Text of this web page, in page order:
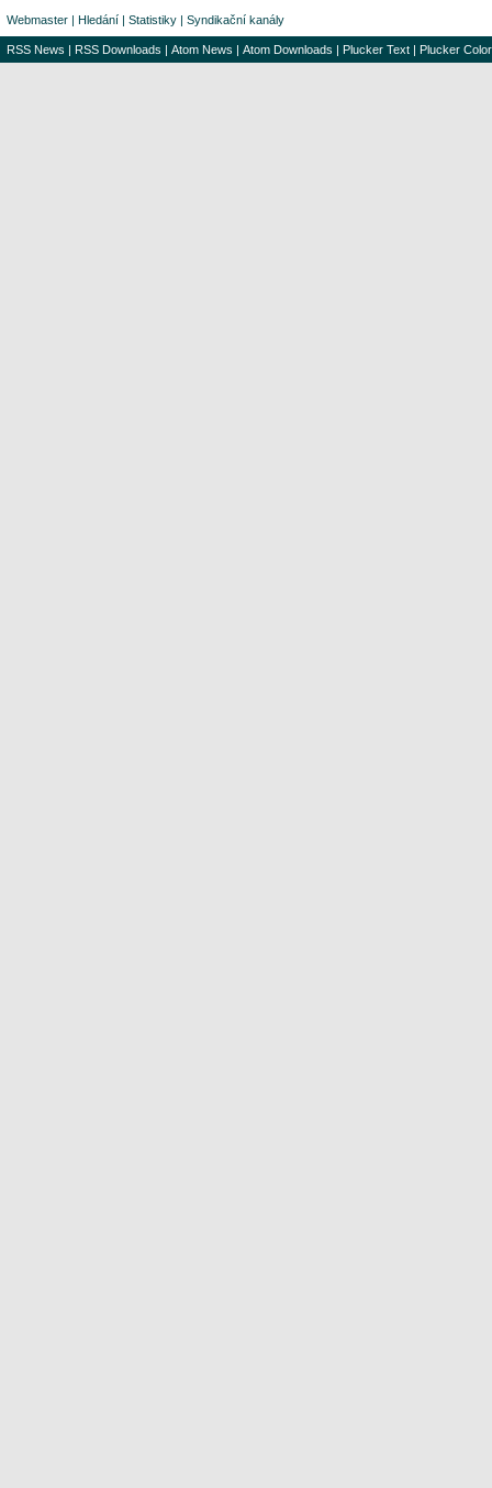
Webmaster | Hledání | Statistiky | Syndikační kanály
RSS News | RSS Downloads | Atom News | Atom Downloads | Plucker Text | Plucker Color